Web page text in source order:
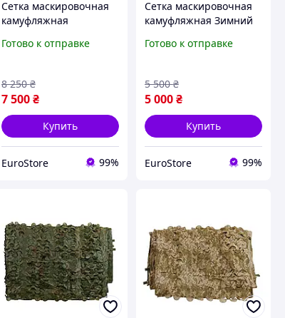
Сетка маскировочная
камуфляжная
кв.м для авто, техники
Готово к отправке
7 500 ₴
8 250 ₴
Купить
EuroStore 99%
Сетка маскировочная
камуфляжная Зимний
кв.м для авто, техники
Готово к отправке
5 000₴
5 500 ₴
Купить
EuroStore 99%